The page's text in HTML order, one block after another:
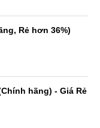
Rẻ hơn 36%)
hãng) - Giá Rẻ